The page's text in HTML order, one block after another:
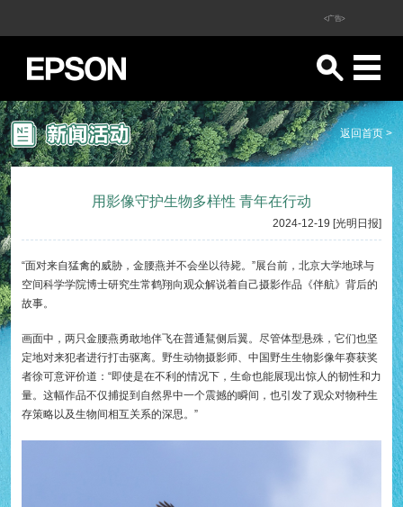
<广告>
返回首页 >
用影像守护生物多样性 青年在行动
2024-12-19 [光明日报]
“面对来自猛禽的威胁，金腰燕并不会坐以待毙。”展台前，北京大学地球与
空间科学学院博士研究生常鹤翔向观众解说着自己摄影作品《伴航》背后的
故事。
画面中，两只金腰燕勇敢地伴飞在普通鵟侧后翼。尽管体型悬殊，它们也坚
定地对来犯者进行打击驱离。野生动物摄影师、中国野生生物影像年赛获奖
者徐可意评价道：“即使是在不利的情况下，生命也能展现出惊人的韧性和力
量。这幅作品不仅捕捉到自然界中一个震撼的瞬间，也引发了观众对物种生
存策略以及生物间相互关系的深思。”